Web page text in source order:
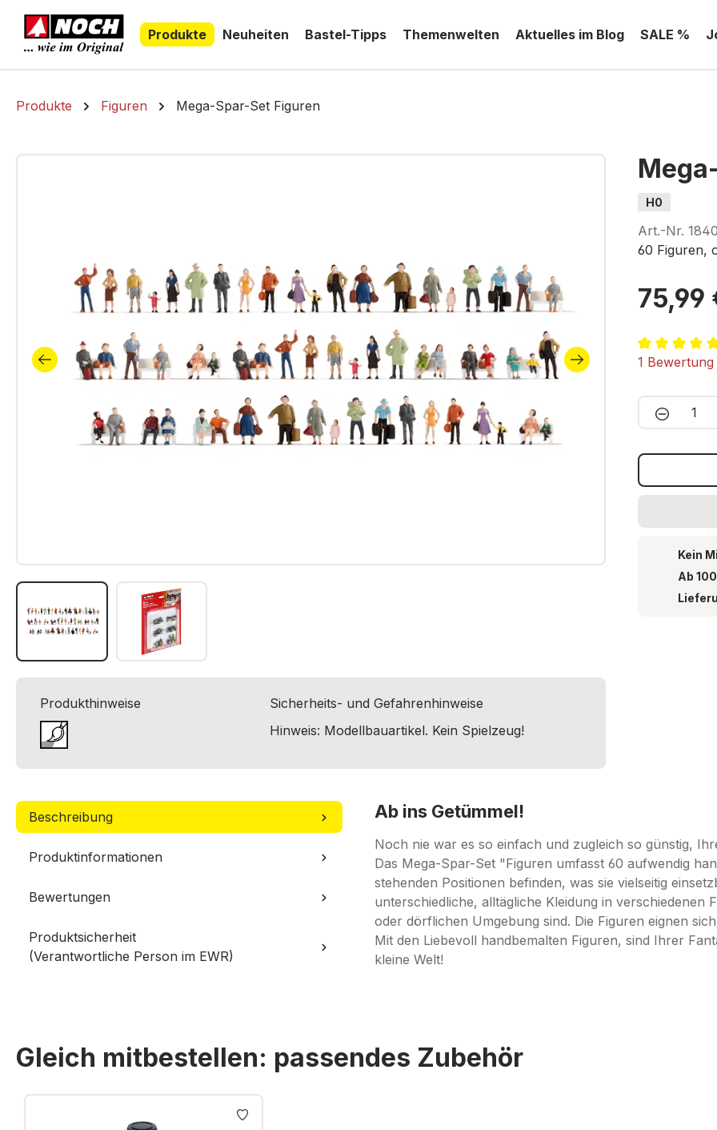
Zur Hauptnavigation springen
Produkte
Neuheiten Bastel-Tipps Themenwelten Aktuelles im Blog SALE %
Produkte Figuren Mega-Spar-Set Figuren
Bildergalerie überspringen
H0
Art.-Nr.
60 Figuren,
75,99
1 Bewertung
Kein
Ab
Produkthinweise
Sicherheits- und Gefahrenhinweise
Hinweis: Modellbauartikel. Kein Spielzeug!
Beschreibung
Produktinformationen
Bewertungen
Produktsicherheit
(Verantwortliche Person im EWR)
Ab ins Getümmel!
Noch nie war es so einfach und zugleich so günstig,
Das Mega-Spar-Set "Figuren umfasst 60 aufwendig
stehenden Positionen befinden, was sie vielseitig
unterschiedliche, alltägliche Kleidung in
oder dörflichen Umgebung sind. Die Figuren eignen
Mit den Liebevoll handbemalten Figuren, sind Ihrer
kleine Welt!
Gleich mitbestellen: passendes Zubehör
Produktgalerie überspringen